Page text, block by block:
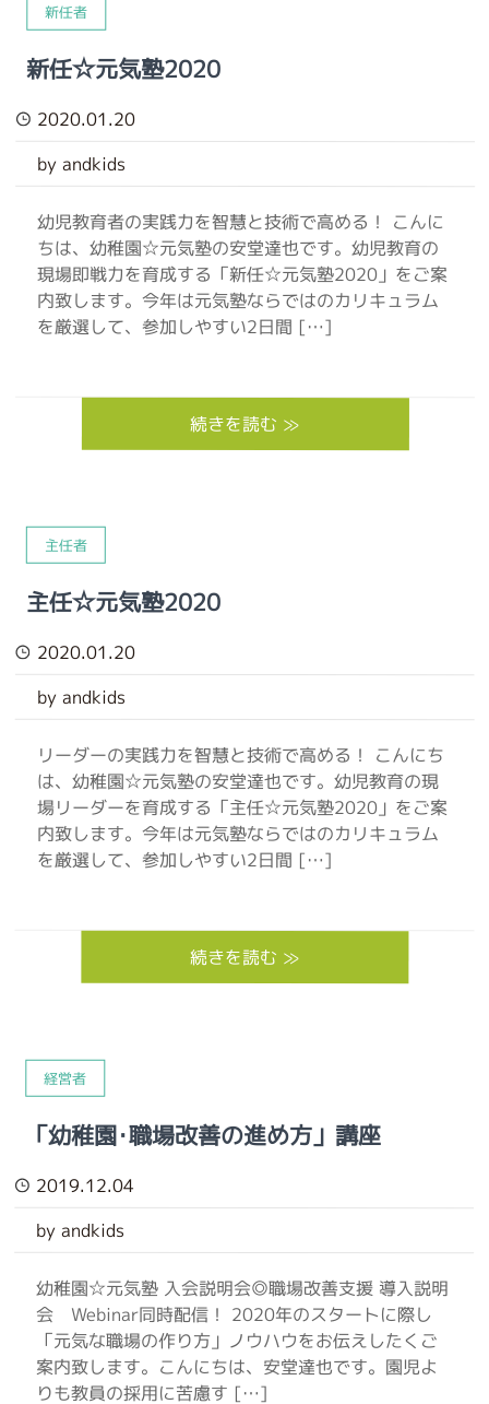
新任者
新任☆元気塾2020
2020.01.20
by andkids
幼児教育者の実践力を智慧と技術で高める！ こんに
ちは、幼稚園☆元気塾の安堂達也です。幼児教育の
現場即戦力を育成する「新任☆元気塾2020」をご案
内致します。今年は元気塾ならではのカリキュラム
を厳選して、参加しやすい2日間 […]
続きを読む ≫
主任者
主任☆元気塾2020
2020.01.20
by andkids
リーダーの実践力を智慧と技術で高める！ こんにち
は、幼稚園☆元気塾の安堂達也です。幼児教育の現
場リーダーを育成する「主任☆元気塾2020」をご案
内致します。今年は元気塾ならではのカリキュラム
を厳選して、参加しやすい2日間 […]
続きを読む ≫
経営者
「幼稚園･職場改善の進め方」講座
2019.12.04
by andkids
幼稚園☆元気塾 入会説明会◎職場改善支援 導入説明
会 Webinar同時配信！ 2020年のスタートに際し
「元気な職場の作り方」ノウハウをお伝えしたくご
案内致します。こんにちは、安堂達也です。園児よ
りも教員の採用に苦慮す […]